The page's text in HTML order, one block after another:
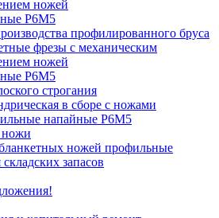
ножей
Р6М5
профилированного бруса
фрезы с механическим
ножей
Р6М5
строгания
в сборе с ножами
напайные Р6М5
ножи
ножей профильные
запасов